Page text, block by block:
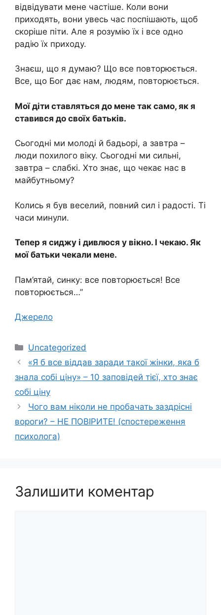
відвідувати мене частіше. Коли вони
приходять, вони увесь час поспішають, щоб
скоріше піти. Але я розумію їх і все одно
радію їх приходу.
Знаєш, що я думаю? Що все повторюється.
Все, що Бог дає нам, людям, повторюється.
Мої діти ставляться до мене так само, як я
ставився до своїх батьків.
Сьогодні ми молоді й бадьорі, а завтра –
люди похилого віку. Сьогодні ми сильні,
завтра – слабкі. Хто знає, що чекає нас в
майбутньому?
Колись я був веселий, повний сил і радості. Ті
часи минули.
Тепер я сиджу і дивлюся у вікно. І чекаю. Як
мої батьки чекали мене.
Пам’ятай, синку: все повторюється! Все
повторюється…”
Джерело
Категорії
Uncategorized
«Я б все віддав заради такої жінки, яка б
знала собі ціну» – 10 заповідей тієї, хто знає
собі ціну
Чого вам ніколи не пробачать заздрісні
вороги? – НЕ ПОВІРИТЕ! (спостереження
психолога)
Залишити коментар